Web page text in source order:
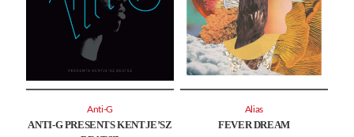
ANTI-G PRESENTS KENTJE’SZ
Anti-G
FEVER DREAM
Alias